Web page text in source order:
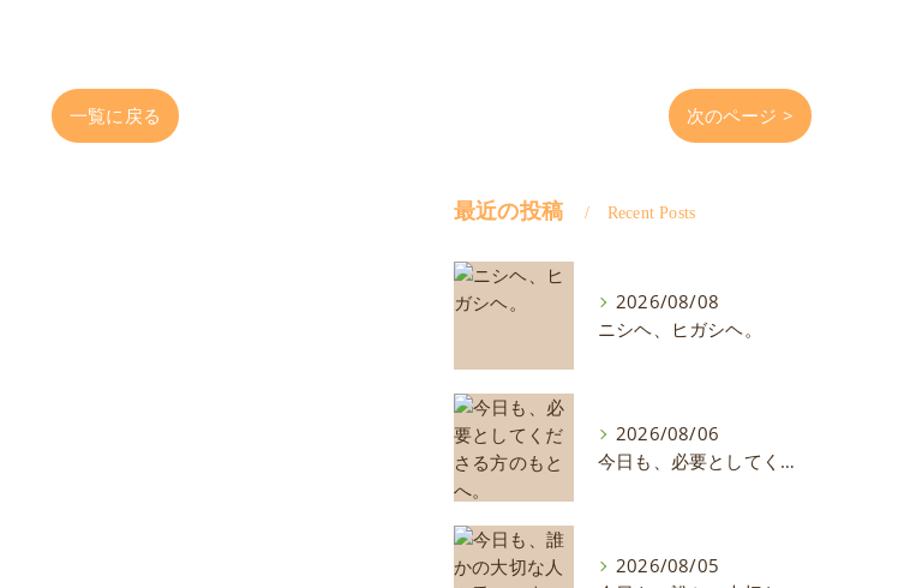
一覧に戻る 次のページ >
最近の投稿 Recent Posts
2026/08/08
ニシヘ、ヒガシヘ。
2026/08/06
今日も、必要としてくださる方のもとへ。
2026/08/05